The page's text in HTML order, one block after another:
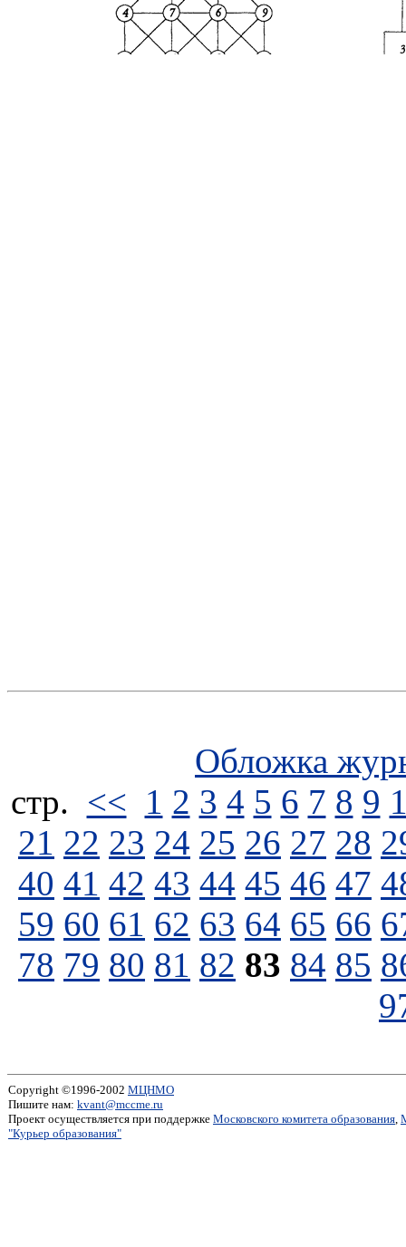
Обложка
стp. << 1 2 3 4 5 6 7 8 9
21 22 23 24 25 26 27 28
40 41 42 43 44 45 46 47
59 60 61 62 63 64 65 66
78 79 80 81 82 83 84 85
Copyright ©1996-2002 МЦНМО
Пишите нам: kvant@mccme.ru
Проект осуществляется при поддержке Московского комитета образования,
"Курьер образования"